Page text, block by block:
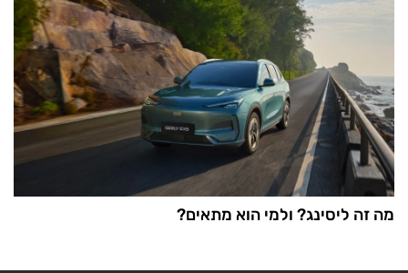
מה זה ליסינג? ולמי הוא מתאים?